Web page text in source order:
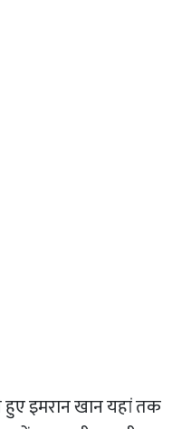
हुए इमरान खान यहां तक